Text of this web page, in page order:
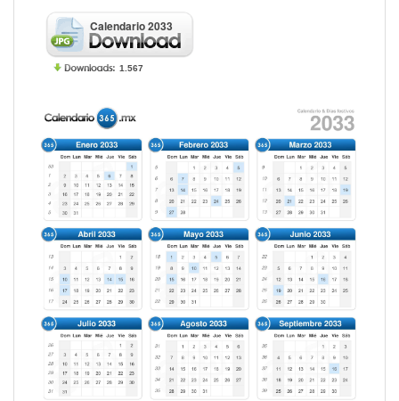
Calendario 2033
1.567